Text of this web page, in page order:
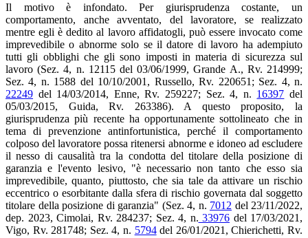
Il motivo è infondato. Per giurisprudenza costante, un
comportamento, anche avventato, del lavoratore, se realizzato
mentre egli è dedito al lavoro affidatogli, può essere invocato come
imprevedibile o abnorme solo se il datore di lavoro ha adempiuto
tutti gli obblighi che gli sono imposti in materia di sicurezza sul
lavoro (Sez. 4, n. 12115 del 03/06/1999, Grande A., Rv. 214999;
Sez. 4, n. 1588 del 10/10/2001, Russello, Rv. 220651; Sez. 4, n.
22249 del 14/03/2014, Enne, Rv. 259227; Sez. 4, n. 16397 del
05/03/2015, Guida, Rv. 263386). A questo proposito, la
giurisprudenza più recente ha opportunamente sottolineato che in
tema di prevenzione antinfortunistica, perché il comportamento
colposo del lavoratore possa ritenersi abnorme e idoneo ad escludere
il nesso di causalità tra la condotta del titolare della posizione di
garanzia e l'evento lesivo, "è necessario non tanto che esso sia
imprevedibile, quanto, piuttosto, che sia tale da attivare un rischio
eccentrico o esorbitante dalla sfera di rischio governata dal soggetto
titolare della posizione di garanzia" (Sez. 4, n. 7012 del 23/11/2022,
dep. 2023, Cimolai, Rv. 284237; Sez. 4, n. 33976 del 17/03/2021,
Vigo, Rv. 281748; Sez. 4, n. 5794del 26/01/2021, Chierichetti, Rv.